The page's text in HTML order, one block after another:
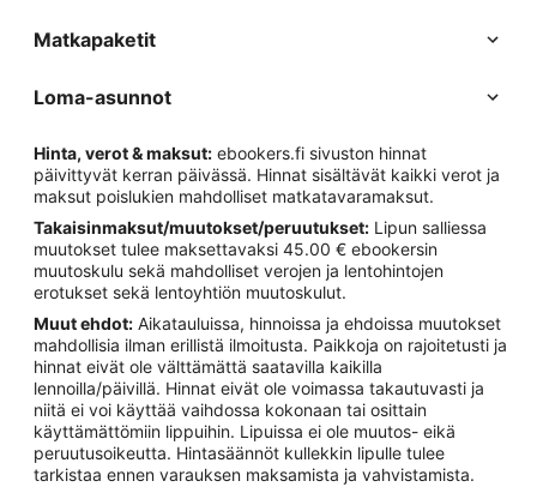
Matkapaketit
Loma-asunnot
Hinta, verot & maksut: ebookers.fi sivuston hinnat
päivittyvät kerran päivässä. Hinnat sisältävät kaikki verot ja
maksut poislukien mahdolliset matkatavaramaksut.
Takaisinmaksut/muutokset/peruutukset: Lipun salliessa
muutokset tulee maksettavaksi 45.00 € ebookersin
muutoskulu sekä mahdolliset verojen ja lentohintojen
erotukset sekä lentoyhtiön muutoskulut.
Muut ehdot: Aikatauluissa, hinnoissa ja ehdoissa muutokset
mahdollisia ilman erillistä ilmoitusta. Paikkoja on rajoitetusti ja
hinnat eivät ole välttämättä saatavilla kaikilla
lennoilla/päivillä. Hinnat eivät ole voimassa takautuvasti ja
niitä ei voi käyttää vaihdossa kokonaan tai osittain
käyttämättömiin lippuihin. Lipuissa ei ole muutos- eikä
peruutusoikeutta. Hintasäännöt kullekkin lipulle tulee
tarkistaa ennen varauksen maksamista ja vahvistamista.